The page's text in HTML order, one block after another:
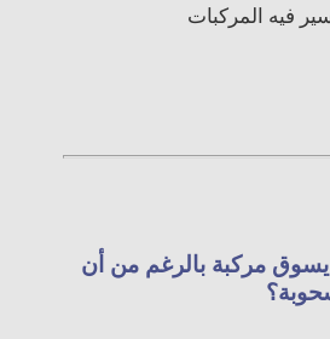
فيه المركبات
مركبة بالرغم من أن